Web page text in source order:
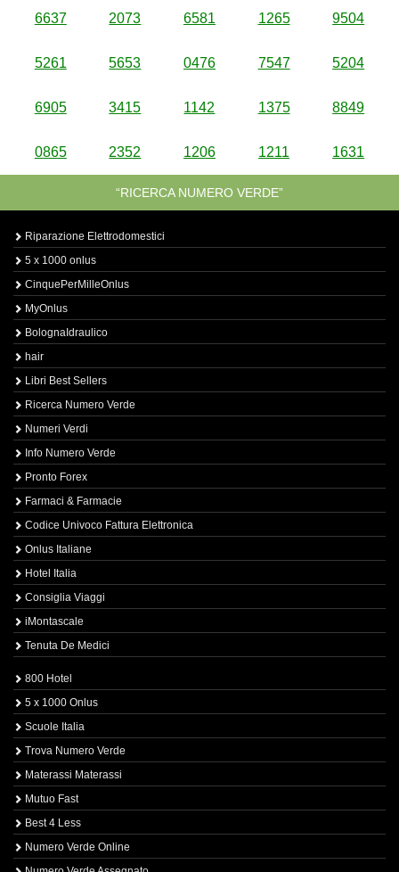
6637 2073 6581 1265 9504
5261 5653 0476 7547 5204
6905 3415 1142 1375 8849
0865 2352 1206 1211 1631
“RICERCA NUMERO VERDE”
Riparazione Elettrodomestici
5 x 1000 onlus
CinquePerMilleOnlus
MyOnlus
BolognaIdraulico
hair
Libri Best Sellers
Ricerca Numero Verde
Numeri Verdi
Info Numero Verde
Pronto Forex
Farmaci & Farmacie
Codice Univoco Fattura Elettronica
Onlus Italiane
Hotel Italia
Consiglia Viaggi
iMontascale
Tenuta De Medici
800 Hotel
5 x 1000 Onlus
Scuole Italia
Trova Numero Verde
Materassi Materassi
Mutuo Fast
Best 4 Less
Numero Verde Online